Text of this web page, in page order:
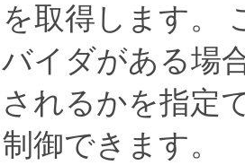
取得します。
イダがある場
れるかを指定
御できます。